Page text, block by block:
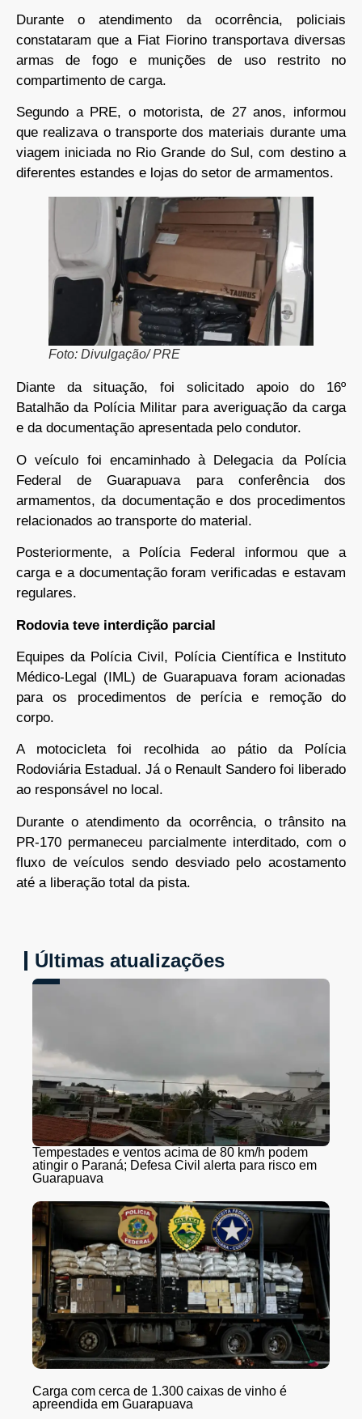
Durante o atendimento da ocorrência, policiais
constataram que a Fiat Fiorino transportava diversas
armas de fogo e munições de uso restrito no
compartimento de carga.
Segundo a PRE, o motorista, de 27 anos, informou
que realizava o transporte dos materiais durante uma
viagem iniciada no Rio Grande do Sul, com destino a
diferentes estandes e lojas do setor de armamentos.
Foto: Divulgação/ PRE
Diante da situação, foi solicitado apoio do 16º
Batalhão da Polícia Militar para averiguação da carga
e da documentação apresentada pelo condutor.
O veículo foi encaminhado à Delegacia da Polícia
Federal de Guarapuava para conferência dos
armamentos, da documentação e dos procedimentos
relacionados ao transporte do material.
Posteriormente, a Polícia Federal informou que a
carga e a documentação foram verificadas e estavam
regulares.
Rodovia teve interdição parcial
Equipes da Polícia Civil, Polícia Científica e Instituto
Médico-Legal (IML) de Guarapuava foram acionadas
para os procedimentos de perícia e remoção do
corpo.
A motocicleta foi recolhida ao pátio da Polícia
Rodoviária Estadual. Já o Renault Sandero foi liberado
ao responsável no local.
Durante o atendimento da ocorrência, o trânsito na
PR-170 permaneceu parcialmente interditado, com o
fluxo de veículos sendo desviado pelo acostamento
até a liberação total da pista.
Últimas atualizações
Tempestades e ventos acima de 80 km/h podem
atingir o Paraná; Defesa Civil alerta para risco em
Guarapuava
Carga com cerca de 1.300 caixas de vinho é
apreendida em Guarapuava